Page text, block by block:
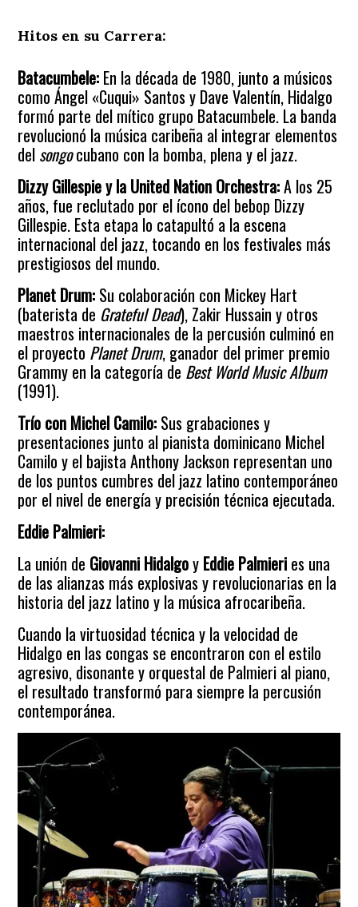
Hitos en su Carrera:
Batacumbele: En la década de 1980, junto a músicos
como Ángel «Cuqui» Santos y Dave Valentín, Hidalgo
formó parte del mítico grupo Batacumbele. La banda
revolucionó la música caribeña al integrar elementos
del songocubano con la bomba, plena y el jazz.
Dizzy Gillespie y la United Nation Orchestra:A los 25
años, fue reclutado por el ícono del bebop Dizzy
Gillespie. Esta etapa lo catapultó a la escena
internacional del jazz, tocando en los festivales más
prestigiosos del mundo.
Planet Drum: Su colaboración con Mickey Hart
(baterista de Grateful Dead), Zakir Hussain y otros
maestros internacionales de la percusión culminó en
el proyecto Planet Drum, ganador del primer premio
Grammy en la categoría de Best World Music Album
(1991).
Trío con Michel Camilo: Sus grabaciones y
presentaciones junto al pianista dominicano Michel
Camilo y el bajista Anthony Jackson representan uno
de los puntos cumbres del jazz latino contemporáneo
por el nivel de energía y precisión técnica ejecutada.
Eddie Palmieri:
La unión de Giovanni Hidalgoy Eddie Palmieri es una
de las alianzas más explosivas y revolucionarias en la
historia del jazz latino y la música afrocaribeña.
Cuando la virtuosidad técnica y la velocidad de
Hidalgo en las congas se encontraron con el estilo
agresivo, disonante y orquestal de Palmieri al piano,
el resultado transformó para siempre la percusión
contemporánea.